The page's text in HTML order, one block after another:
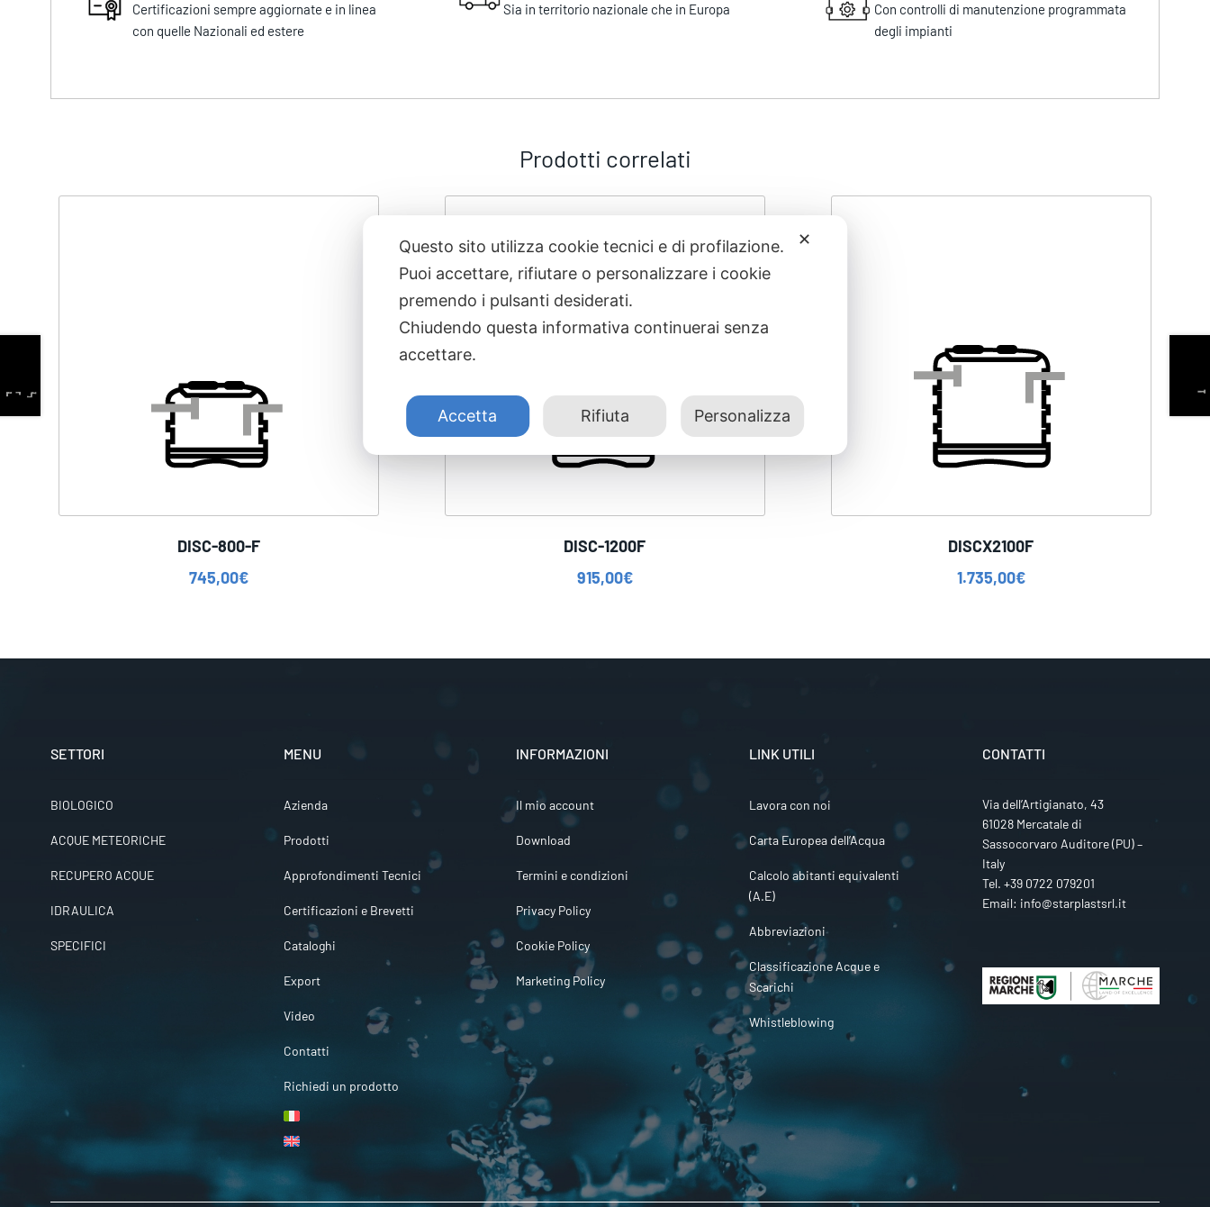
Certificazioni sempre aggiornate e in linea
con quelle Nazionali ed estere
Sia in territorio nazionale che in Europa
Con controlli di manutenzione programmata
degli impianti
Prodotti correlati
DISC-800-F
745,00€
DISC-1200F
915,00€
DISCX2100F
1.735,00€
SETTORI
BIOLOGICO
ACQUE METEORICHE
RECUPERO ACQUE
IDRAULICA
SPECIFICI
MENU
Azienda
Prodotti
Approfondimenti Tecnici
Certificazioni e Brevetti
Cataloghi
Export
Video
Contatti
Richiedi un prodotto
INFORMAZIONI
Il mio account
Download
Termini e condizioni
Privacy Policy
Cookie Policy
Marketing Policy
LINK UTILI
Lavora con noi
Carta Europea dell’Acqua
Calcolo abitanti equivalenti
(A.E)
Abbreviazioni
Classificazione Acque e
Scarichi
Whistleblowing
CONTATTI
Via dell’Artigianato, 43
61028 Mercatale di
Sassocorvaro Auditore (PU) –
Italy
Tel. +39 0722 079201
Email: info@starplastsrl.it
✕
Questo sito utilizza cookie tecnici e di profilazione.
Puoi accettare, rifiutare o personalizzare i cookie
premendo i pulsanti desiderati.
Chiudendo questa informativa continuerai senza
accettare.
Accetta Rifiuta Personalizza